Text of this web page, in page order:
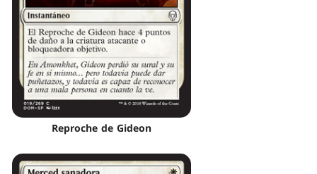
Reproche de Gideon